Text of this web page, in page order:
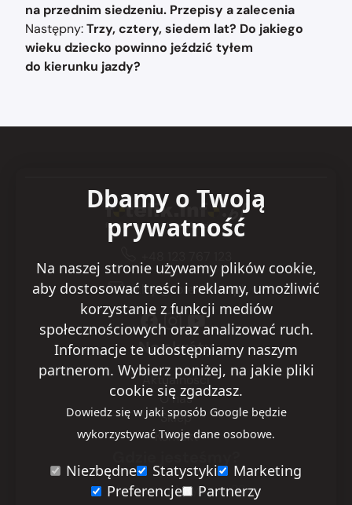
wpisu
na przednim siedzeniu. Przepisy a zalecenia
Następny:Trzy, cztery, siedem lat? Do jakiego
wieku dziecko powinno jeździć tyłem
do kierunku jazdy?
sklep@fotelik.info.pl
Na skróty
Aktualności
O nas
Sklep
Kontakt
Warszawaul. Ryżowa 29
Dbamy o Twoją
prywatność
Na naszej stronie używamy plików cookie,
aby dostosować treści i reklamy, umożliwić
korzystanie z funkcji mediów
społecznościowych oraz analizować ruch.
Informacje te udostępniamy naszym
partnerom. Wybierz poniżej, na jakie pliki
cookie się zgadzasz.
Dowiedz się w jaki sposób Google będzie
wykorzystywać Twoje dane osobowe.
Niezbędne Statystyki
Marketing
Preferencje
Partnerzy